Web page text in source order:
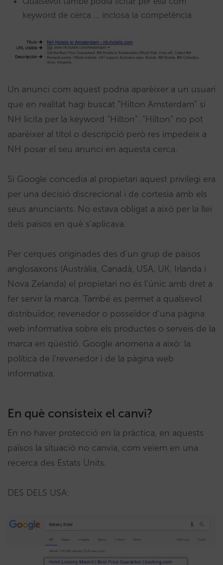
keyword de cerca … inclosa la competència
Un anunci com aquest podria aparèixer a un usuari
que en realitat hagi buscat “Hilton Amsterdam” si
NH licita per la keyword “Hilton”. “Hilton” no pot
aparèixer al títol o descripció però res impedeix a
NH posar el seu anunci en aquesta cerca.
Si Google concedia al propietari aquest privilegi era
per una decisió discrecional i de cortesia amb els
seus anunciants. No estava obligat a això per la llei
dels països en què s’aplicava.
Per cerques originades des d’un grup de països
anglosaxons (Austràlia, Canadà, USA, UK, Irlanda i
Nova Zelanda) el propietari no és l’únic amb dret a
fer servir la marca. També es permet a qualsevol
distribuïdor, revenedor o posseïdor d’una pàgina
web informativa sobre els productes o serveis de la
marca en qüestió. Google anomena a això: la
política de l’revenedor i de la pàgina web
informativa.
En què consisteix el canvi?
En no haver protecció en la pràctica, en aquests
països la situació no canvia, com veiem en una
recerca des Estats Units.
DES DELS USA: